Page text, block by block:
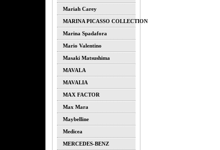
Mariah Carey
MARINA PICASSO COLLECTION
Marina Spadafora
Mario Valentino
Masaki Matsushima
MAVALA
MAVALIA
MAX FACTOR
Max Mara
Maybelline
Medicea
MERCEDES-BENZ